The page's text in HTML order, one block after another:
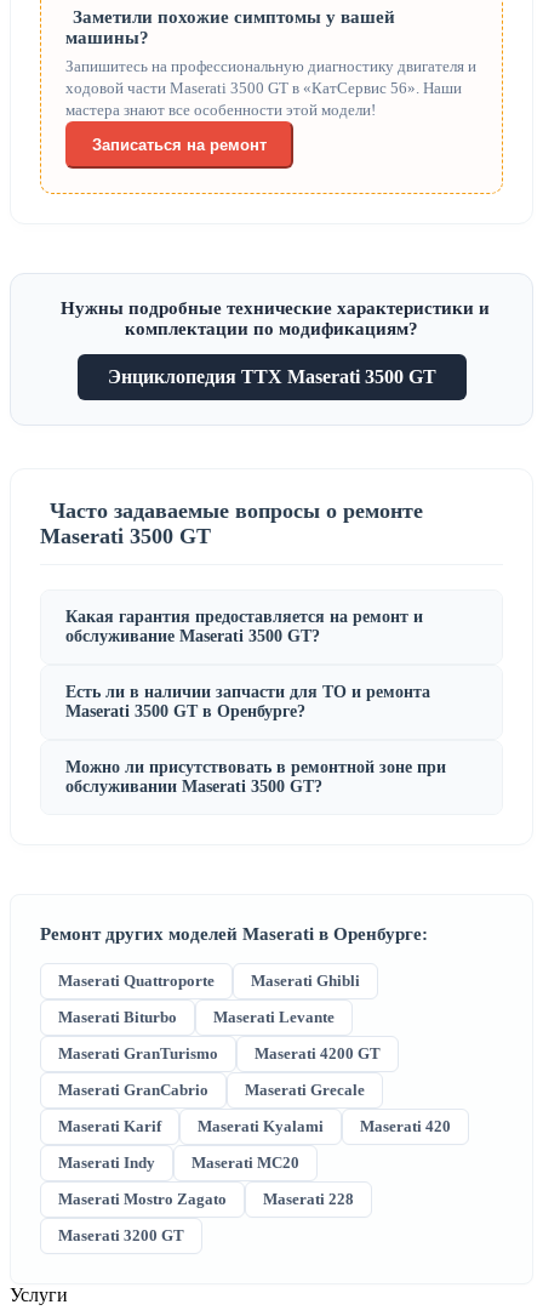
Заметили похожие симптомы у вашей
машины?
Запишитесь на профессиональную диагностику двигателя и
ходовой части Maserati 3500 GT в «КатСервис 56». Наши
мастера знают все особенности этой модели!
Записаться на ремонт
Нужны подробные технические характеристики и
комплектации по модификациям?
Энциклопедия ТТХ Maserati 3500 GT
Часто задаваемые вопросы о ремонте
Maserati 3500 GT
Какая гарантия предоставляется на ремонт и
обслуживание Maserati 3500 GT?
Есть ли в наличии запчасти для ТО и ремонта
Maserati 3500 GT в Оренбурге?
Можно ли присутствовать в ремонтной зоне при
обслуживании Maserati 3500 GT?
Ремонт других моделей Maserati в Оренбурге:
Maserati Quattroporte
Maserati Ghibli
Maserati Biturbo
Maserati Levante
Maserati GranTurismo
Maserati 4200 GT
Maserati GranCabrio
Maserati Grecale
Maserati Karif
Maserati Kyalami
Maserati 420
Maserati Indy
Maserati MC20
Maserati Mostro Zagato
Maserati 228
Maserati 3200 GT
Услуги